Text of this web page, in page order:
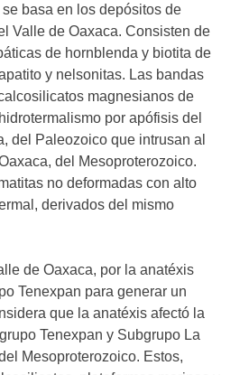
basa en los depósitos de
Valle de Oaxaca. Consisten de
de hornblenda y biotita de
y nelsonitas. Las bandas
magnesianos de
por apófisis del
del Paleozoico que intrusan al
del Mesoproterozoico.
no deformadas con alto
derivados del mismo
de Oaxaca, por la anatéxis
Tenexpan para generar un
que la anatéxis afectó la
Tenexpan y Subgrupo La
Mesoproterozoico. Estos,